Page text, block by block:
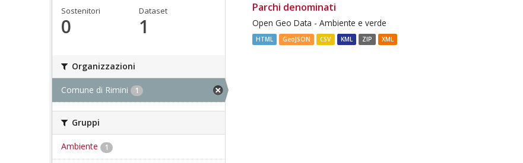
Sostenitori
0
Dataset
1
Organizzazioni
Comune di Rimini 1
Gruppi
Ambiente 1
Parchi denominati
Open Geo Data - Ambiente e verde
HTML GeoJSON CSV KML ZIP XML